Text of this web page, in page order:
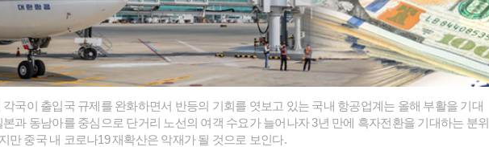
국이 출입국 규제를 완화하면서 반등의 기회를 엿보고 있는 국내 항공업계는 올해 부활을 기대
본과 동남아를 중심으로 단거리 노선의 여객 수요가 늘어나자 3년 만에 흑자전환을 기대하는 분위
만 중국 내 코로나19 재확산은 악재가 될 것으로 보인다.